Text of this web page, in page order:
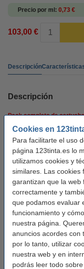
Cookies en
Para facilitarte el uso
página 123tinta.es lo
utilizamos cookies y
similares. Las cookies
garantizan que la web
correctamente y
que podamos evaluar
funcionamiento y
nuestra página.
anuncios acordes con
por lo tanto, utilizar
nuestra web y en
podrás leer todo
Precio por ml 0,73 €
103,00 €
Descripción
Descripción
Pack completo de
1 xcartucho 79XL T7903
1 xcartucho 79XL T7904
Este producto marca 123tinta
Características
Volumen:
Modelo: